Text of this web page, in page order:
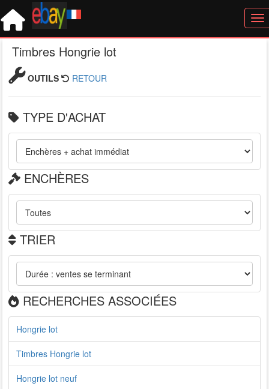
Timbres Hongrie lot
OUTILS RETOUR
TYPE D'ACHAT
ENCHÈRES
TRIER
RECHERCHES ASSOCIÉES
Hongrie lot
Timbres Hongrie lot
Hongrie lot neuf